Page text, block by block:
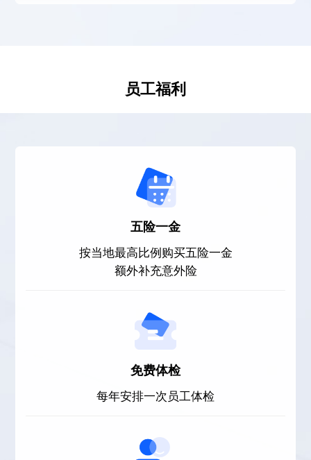
员工福利
五险一金
按当地最高比例购买五险一金
额外补充意外险
免费体检
每年安排一次员工体检